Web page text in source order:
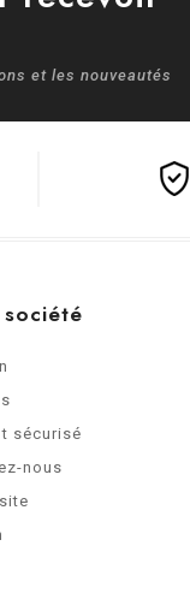
et les nouveautés
sécurisé
nous